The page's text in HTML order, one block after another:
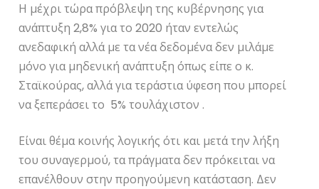
Η μέχρι τώρα πρόβλεψη της κυβέρνησης για
ανάπτυξη 2,8% για το 2020 ήταν εντελώς
ανεδαφική αλλά με τα νέα δεδομένα δεν μιλάμε
μόνο για μηδενική ανάπτυξη όπως είπε ο κ.
Σταϊκούρας, αλλά για τεράστια ύφεση που μπορεί
να ξεπεράσει το 5% τουλάχιστον .
Είναι θέμα κοινής λογικής ότι και μετά την λήξη
του συναγερμού, τα πράγματα δεν πρόκειται να
επανέλθουν στην προηγούμενη κατάσταση. Δεν